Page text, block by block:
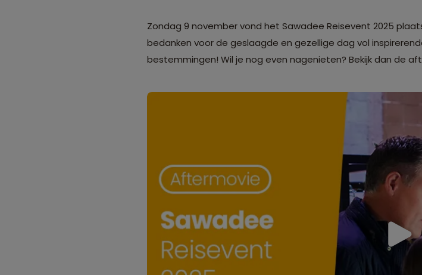
Zondag 9 november vond het Sawadee Reisevent 2025
bedanken voor de geslaagde en gezellige dag vol
bestemmingen! Wil je nog even nagenieten? Bekijk dan de